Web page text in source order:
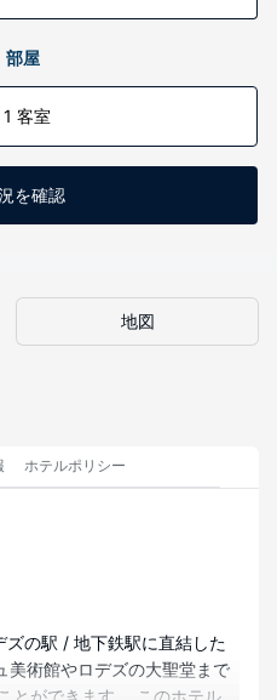
部屋
1 客室
を確認
地図
ホテルポリシー
の駅 / 地下鉄駅に直結した
美術館やロデズの大聖堂まで
とができます。 このホテル